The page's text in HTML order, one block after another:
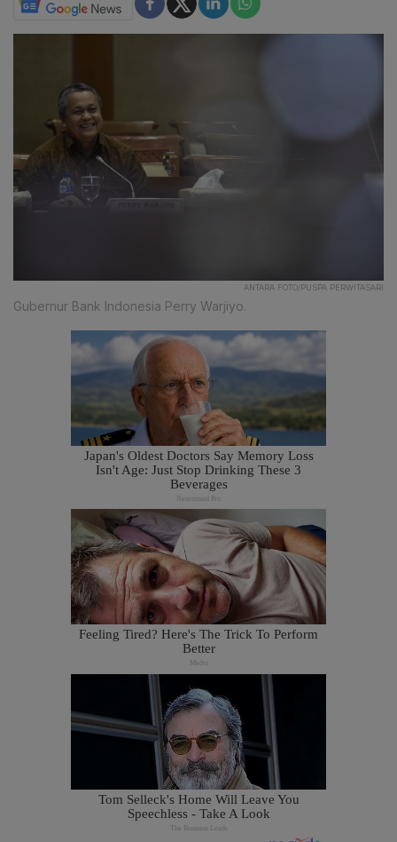
ANTARA FOTO/PUSPA PERWITASARI
Gubernur Bank Indonesia Perry Warjiyo.